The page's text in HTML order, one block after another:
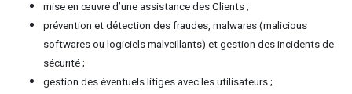
mise en œuvre d’une assistance des Clients ;
prévention et détection des fraudes, malwares (malicious
softwares ou logiciels malveillants) et gestion des incidents de
sécurité ;
gestion des éventuels litiges avec les utilisateurs ;